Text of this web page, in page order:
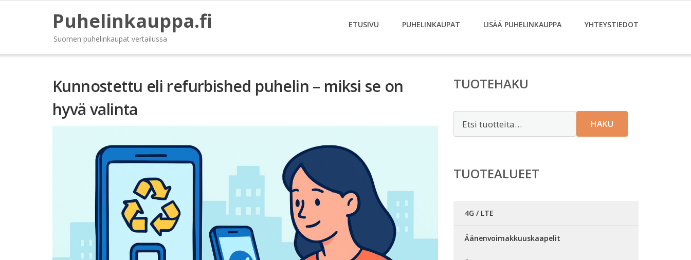
Puhelinkauppa.fi
Suomen puhelinkaupat vertailussa
ETUSIVU PUHELINKAUPAT LISÄÄ PUHELINKAUPPA YHTEYSTIEDOT
Kunnostettu eli refurbished puhelin – miksi se on
hyvä valinta
TUOTEHAKU
HAKU
TUOTEALUEET
4G / LTE
Äänenvoimakkuuskaapelit